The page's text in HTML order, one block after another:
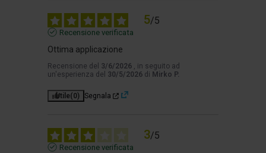
5/5
Recensione verificata
Ottima applicazione
Recensione del 3/6/2026 , in seguito ad
un'esperienza del 30/5/2026 di Mirko P.
Utile(0) Segnala
3/5
Recensione verificata